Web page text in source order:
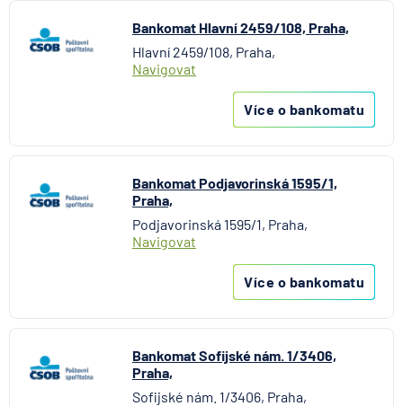
Bankomat Hlavní 2459/108, Praha,
Hlavní 2459/108, Praha,
Navigovat
Více o bankomatu
Bankomat Podjavorinská 1595/1,
Praha,
Podjavorinská 1595/1, Praha,
Navigovat
Více o bankomatu
Bankomat Sofijské nám. 1/3406,
Praha,
Sofijské nám. 1/3406, Praha,